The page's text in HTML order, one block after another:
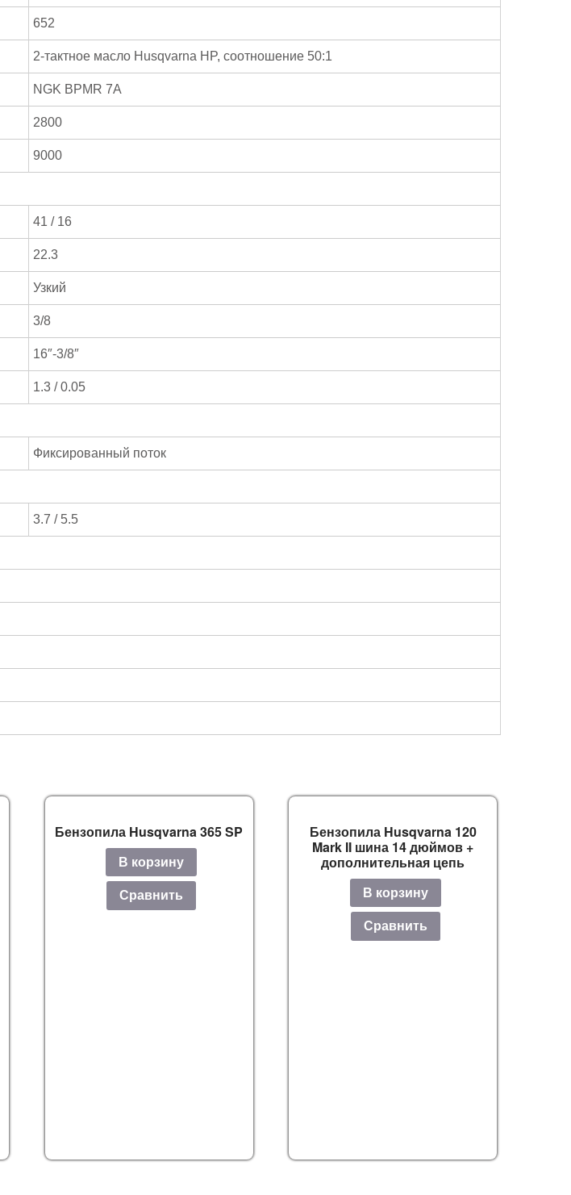
652
2-тактное масло Husqvarna HP, соотношение 50:1
NGK BPMR 7A
2800
9000
41 / 16
22.3
Узкий
3/8
16″-3/8″
1.3 / 0.05
Фиксированный поток
3.7 / 5.5
Бензопила Husqvarna 365 SP
В корзину
Сравнить
Бензопила Husqvarna 120
Mark II шина 14 дюймов +
дополнительная цепь
В корзину
Сравнить